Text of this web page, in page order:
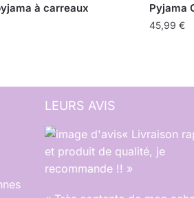
à carreaux Pyjama
45,99 €
LEURS AVIS
« Livraison
et produit de qualité, je
recommande !! »